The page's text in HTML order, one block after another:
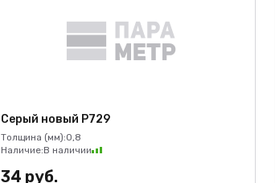
Серый новый Р729
Толщина (мм):0,8
Наличие:В наличии
34 руб.